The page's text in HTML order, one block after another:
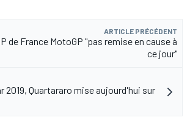
ARTICLE PRÉCÉDENT
de France MotoGP "pas remise en cause à
ce jour"
2019, Quartararo mise aujourd'hui sur